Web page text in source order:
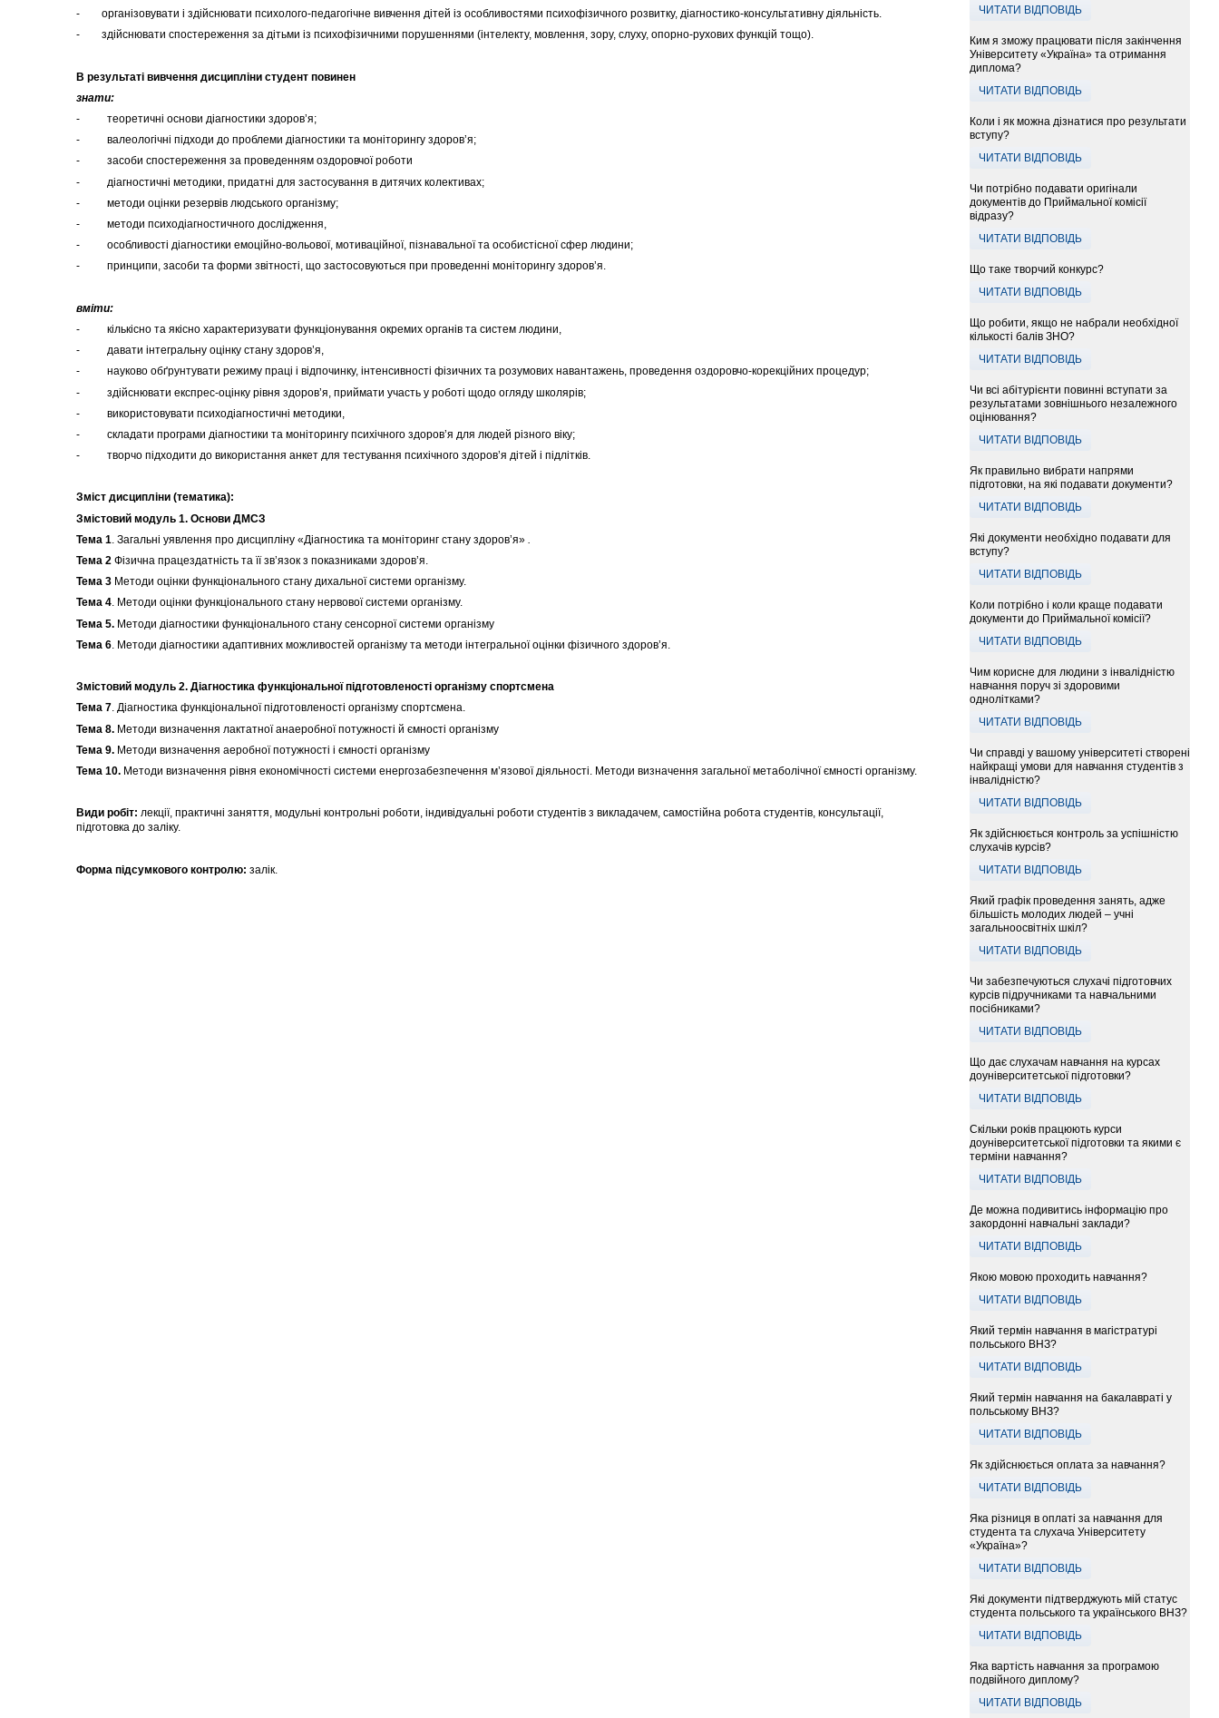
ЧИТАТИ ВІДПОВІДЬ
Ким я зможу працювати після закінчення
Університету «Україна» та отримання
диплома?
ЧИТАТИ ВІДПОВІДЬ
Коли і як можна дізнатися про результати
вступу?
ЧИТАТИ ВІДПОВІДЬ
Чи потрібно подавати оригінали
документів до Приймальної комісії
відразу?
ЧИТАТИ ВІДПОВІДЬ
Що таке творчий конкурс?
ЧИТАТИ ВІДПОВІДЬ
Що робити, якщо не набрали необхідної
кількості балів ЗНО?
ЧИТАТИ ВІДПОВІДЬ
Чи всі абітурієнти повинні вступати за
результатами зовнішнього незалежного
оцінювання?
ЧИТАТИ ВІДПОВІДЬ
Як правильно вибрати напрями
підготовки, на які подавати документи?
ЧИТАТИ ВІДПОВІДЬ
Які документи необхідно подавати для
вступу?
ЧИТАТИ ВІДПОВІДЬ
Коли потрібно і коли краще подавати
документи до Приймальної комісії?
ЧИТАТИ ВІДПОВІДЬ
Чим корисне для людини з інвалідністю
навчання поруч зі здоровими
однолітками?
ЧИТАТИ ВІДПОВІДЬ
Чи справді у вашому університеті створені
найкращі умови для навчання студентів з
інвалідністю?
ЧИТАТИ ВІДПОВІДЬ
Як здійснюється контроль за успішністю
слухачів курсів?
ЧИТАТИ ВІДПОВІДЬ
Який графік проведення занять, адже
більшість молодих людей – учні
загальноосвітніх шкіл?
ЧИТАТИ ВІДПОВІДЬ
Чи забезпечуються слухачі підготовчих
курсів підручниками та навчальними
посібниками?
ЧИТАТИ ВІДПОВІДЬ
Що дає слухачам навчання на курсах
доуніверситетської підготовки?
ЧИТАТИ ВІДПОВІДЬ
Скільки років працюють курси
доуніверситетської підготовки та якими є
терміни навчання?
ЧИТАТИ ВІДПОВІДЬ
Де можна подивитись інформацію про
закордонні навчальні заклади?
ЧИТАТИ ВІДПОВІДЬ
Якою мовою проходить навчання?
ЧИТАТИ ВІДПОВІДЬ
Який термін навчання в магістратурі
польського ВНЗ?
ЧИТАТИ ВІДПОВІДЬ
Який термін навчання на бакалавраті у
польському ВНЗ?
ЧИТАТИ ВІДПОВІДЬ
Як здійснюється оплата за навчання?
ЧИТАТИ ВІДПОВІДЬ
Яка різниця в оплаті за навчання для
студента та слухача Університету
«Україна»?
ЧИТАТИ ВІДПОВІДЬ
Які документи підтверджують мій статус
студента польського та українського ВНЗ?
ЧИТАТИ ВІДПОВІДЬ
Яка вартість навчання за програмою
подвійного диплому?
ЧИТАТИ ВІДПОВІДЬ
- організовувати і здійснювати психолого-педагогічне вивчення дітей із особливостями психофізичного розвитку, діагностико-консультативну діяльність.
- здійснювати спостереження за дітьми із психофізичними порушеннями (інтелекту, мовлення, зору, слуху, опорно-рухових функцій тощо).
В результаті вивчення дисципліни студент повинен
знати:
- теоретичні основи діагностики здоров’я;
- валеологічні підходи до проблеми діагностики та моніторингу здоров’я;
- засоби спостереження за проведенням оздоровчої роботи
- діагностичні методики, придатні для застосування в дитячих колективах;
- методи оцінки резервів людського організму;
- методи психодіагностичного дослідження,
- особливості діагностики емоційно-вольової, мотиваційної, пізнавальної та особистісної сфер людини;
- принципи, засоби та форми звітності, що застосовуються при проведенні моніторингу здоров’я.
вміти:
- кількісно та якісно характеризувати функціонування окремих органів та систем людини,
- давати інтегральну оцінку стану здоров’я,
- науково обґрунтувати режиму праці і відпочинку, інтенсивності фізичних та розумових навантажень, проведення оздоровчо-корекційних процедур;
- здійснювати експрес-оцінку рівня здоров’я, приймати участь у роботі щодо огляду школярів;
- використовувати психодіагностичні методики,
- складати програми діагностики та моніторингу психічного здоров’я для людей різного віку;
- творчо підходити до використання анкет для тестування психічного здоров’я дітей і підлітків.
Зміст дисципліни (тематика):
Змістовий модуль 1. Основи ДМСЗ
Тема 1. Загальні уявлення про дисципліну «Діагностика та моніторинг стану здоров’я» .
Тема 2 Фізична працездатність та її зв’язок з показниками здоров’я.
Тема 3Методи оцінки функціонального стану дихальної системи організму.
Тема 4. Методи оцінки функціонального стану нервової системи організму.
Тема 5.Методи діагностики функціонального стану сенсорної системи організму
Тема 6. Методи діагностики адаптивних можливостей організму та методи інтегральної оцінки фізичного здоров’я.
Змістовий модуль 2. Діагностика функціональної підготовленості організму спортсмена
Тема 7. Діагностика функціональної підготовленості організму спортсмена.
Тема 8.Методи визначення лактатної анаеробної потужності й ємності організму
Тема 9.Методи визначення аеробної потужності і ємності організму
Тема 10.Методи визначення рівня економічності системи енергозабезпечення м’язової діяльності. Методи визначення загальної метаболічної ємності організму.
Види робіт: лекції, практичні заняття, модульні контрольні роботи, індивідуальні роботи студентів з викладачем, самостійна робота студентів, консультації,
підготовка до заліку.
Форма підсумкового контролю: залік.